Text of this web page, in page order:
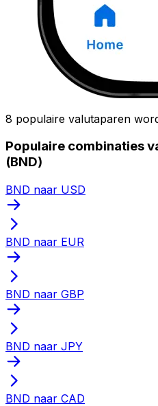
8 populaire valutaparen
Populaire combinaties
(BND)
BND naar USD
BND naar EUR
BND naar GBP
BND naar JPY
BND naar CAD